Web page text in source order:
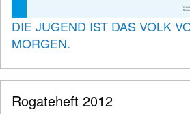
DIE JUGEND IST DAS VOLK
MORGEN.
Rogateheft 2012